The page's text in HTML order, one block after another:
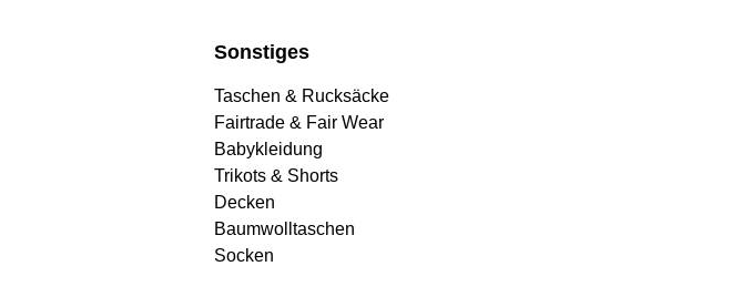
Sonstiges
Taschen & Rucksäcke
Fairtrade & Fair Wear
Babykleidung
Trikots & Shorts
Decken
Baumwolltaschen
Socken